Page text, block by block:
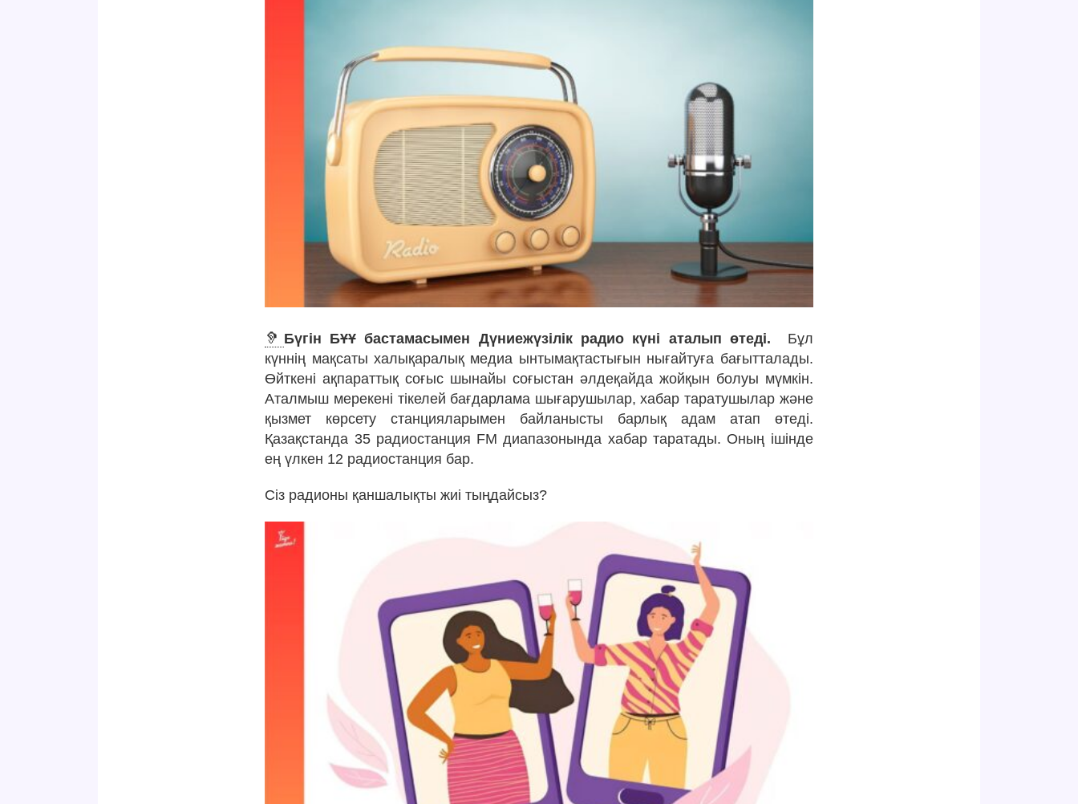
🦻 Бүгін БҰҰ бастамасымен Дүниежүзілік радио күні аталып өтеді.
Бұл
күннің мақсаты халықаралық медиа ынтымақтастығын нығайтуға бағытталады.
Өйткені ақпараттық соғыс шынайы соғыстан әлдеқайда жойқын болуы мүмкін.
Аталмыш мерекені тікелей бағдарлама шығарушылар, хабар таратушылар және
қызмет көрсету станцияларымен байланысты барлық адам атап өтеді.
Қазақстанда 35 радиостанция FM диапазонында хабар таратады. Оның ішінде
ең үлкен 12 радиостанция бар.
Сіз радионы қаншалықты жиі тыңдайсыз?